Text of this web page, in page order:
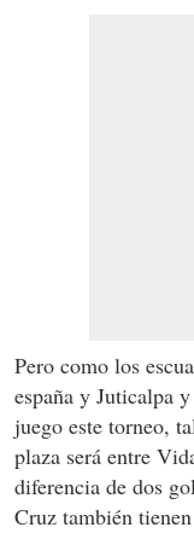
Pero como los
españa y Juticalpa
juego este torneo,
plaza será entre
diferencia de dos
Cruz también